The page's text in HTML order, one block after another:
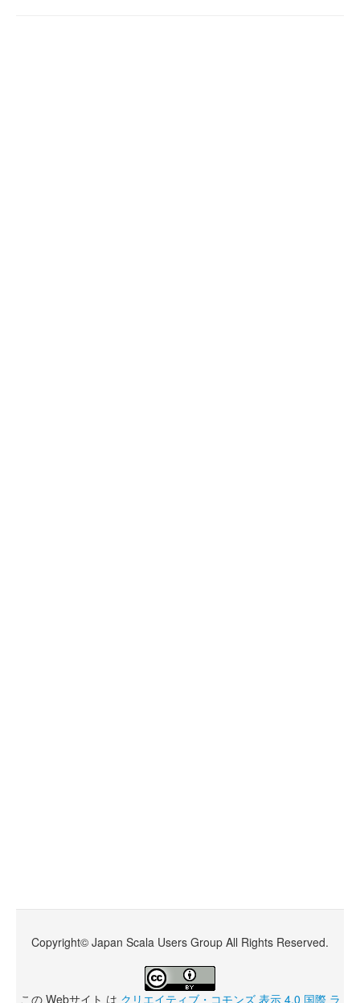
Copyright© Japan Scala Users Group All Rights Reserved.
この Webサイト は クリエイティブ・コモンズ 表示 4.0 国際 ラ